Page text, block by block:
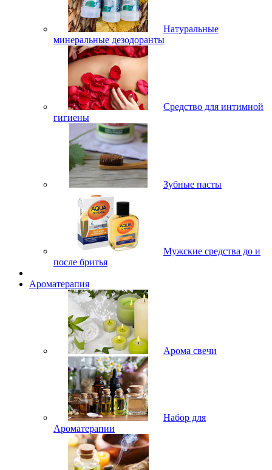
Натуральные
минеральные дезодоранты
Средство для интимной
гигиены
Зубные пасты
Мужские средства до и
после бритья
Ароматерапия
Арома свечи
Набор для
Ароматерапии